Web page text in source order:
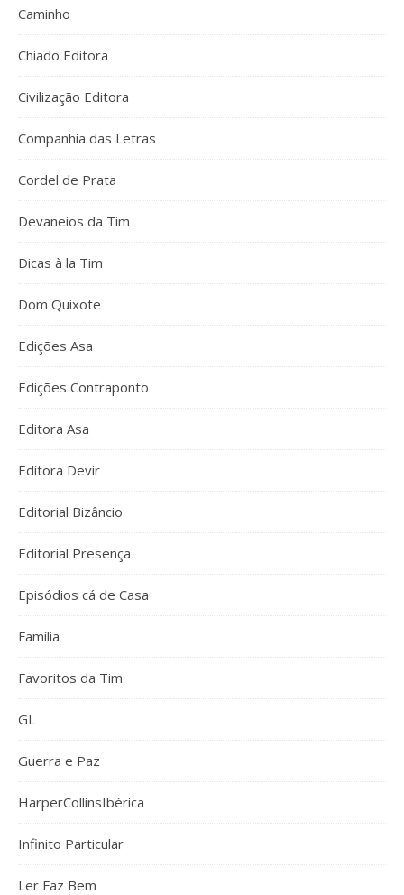
Caminho
Chiado Editora
Civilização Editora
Companhia das Letras
Cordel de Prata
Devaneios da Tim
Dicas à la Tim
Dom Quixote
Edições Asa
Edições Contraponto
Editora Asa
Editora Devir
Editorial Bizâncio
Editorial Presença
Episódios cá de Casa
Família
Favoritos da Tim
GL
Guerra e Paz
HarperCollinsIbérica
Infinito Particular
Ler Faz Bem